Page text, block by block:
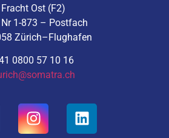
Fracht Ost (F2)
1-873 – Postfach
Zürich–Flughafen
0800 57 10 16